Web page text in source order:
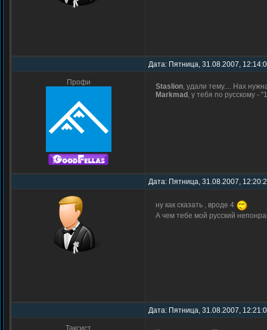
Дата: Пятница, 31.08.2007,
Профи Staslion, удали тему.... Нах
Markmad , у тебя по русскому -
Дата: Пятница, 31.08.2007,
ну как сказать , вроде 4
А чем тебе мой русский
Дата: Пятница, 31.08.2007,
Таксист